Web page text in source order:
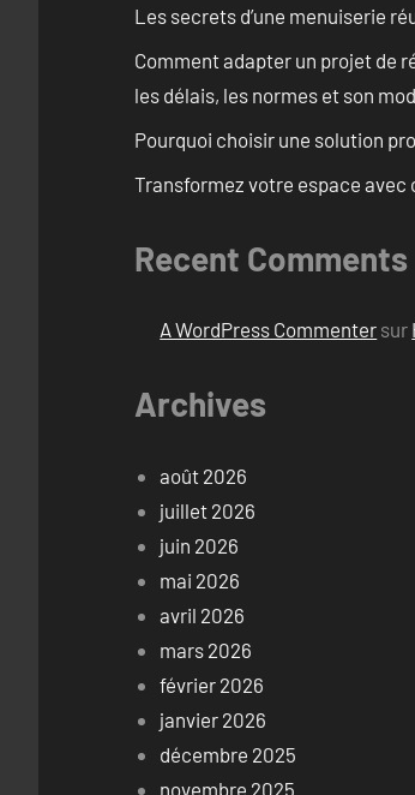
Les secrets d’une menuiserie
Comment adapter un projet de
les délais, les normes et son
Pourquoi choisir une solution
Transformez votre espace
Recent Comments
A WordPress Commenter sur
Archives
août 2026
juillet 2026
juin 2026
mai 2026
avril 2026
mars 2026
février 2026
janvier 2026
décembre 2025
novembre 2025